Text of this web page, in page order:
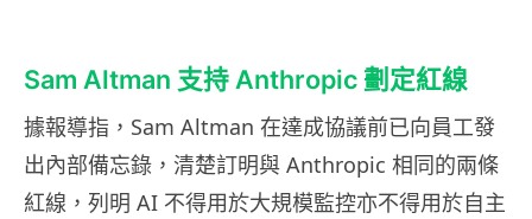
Sam Altman 支持 Anthropic 劃定紅線
據報導指，Sam Altman 在達成協議前已向員工發
出內部備忘錄，清楚訂明與 Anthropic 相同的兩條
紅線，列明 AI 不得用於大規模監控亦不得用於自主